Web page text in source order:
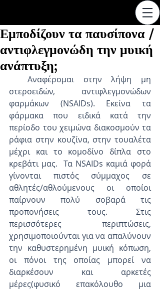
Εμποδίζουν τα παυσίπονα /
αντιφλεγμονώδη την μυική
ανάπτυξη;
  Αναφέρομαι στην λήψη μη
στεροειδών, αντιφλεγμονώδων
φαρμάκων (NSAIDs). Εκείνα τα
φάρμακα που ειδικά κατά την
περίοδο του χειμώνα διακοσμούν τα
ράφια στην κουζίνα, στην τουαλέτα
μέχρι και το κομοδίνο δίπλα στο
κρεβάτι μας.  Τα NSAIDs καμιά φορά
γίνονται πιστός σύμμαχος σε
αθλητές/αθλούμενους οι οποίοι
παίρνουν πολύ σοβαρά τις
προπονήσεις τους. Στις
περισσότερες περιπτώσεις,
χρησιμοποιούνται για να απαλύνουν
την καθυστερημένη μυική κόπωση,
οι πόνοι της οποίας μπορεί να
διαρκέσουν και αρκετές
μέρες(φυσικό επακόλουθο μια